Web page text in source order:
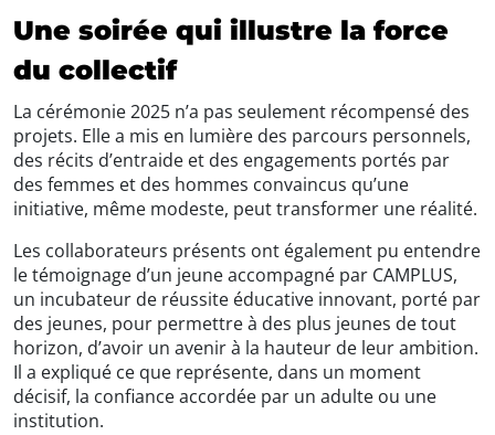
Une soirée qui illustre la force
du collectif
La cérémonie 2025 n’a pas seulement récompensé des
projets. Elle a mis en lumière des parcours personnels,
des récits d’entraide et des engagements portés par
des femmes et des hommes convaincus qu’une
initiative, même modeste, peut transformer une réalité.
Les collaborateurs présents ont également pu entendre
le témoignage d’un jeune accompagné par CAMPLUS,
un incubateur de réussite éducative innovant, porté par
des jeunes, pour permettre à des plus jeunes de tout
horizon, d’avoir un avenir à la hauteur de leur ambition.
Il a expliqué ce que représente, dans un moment
décisif, la confiance accordée par un adulte ou une
institution.